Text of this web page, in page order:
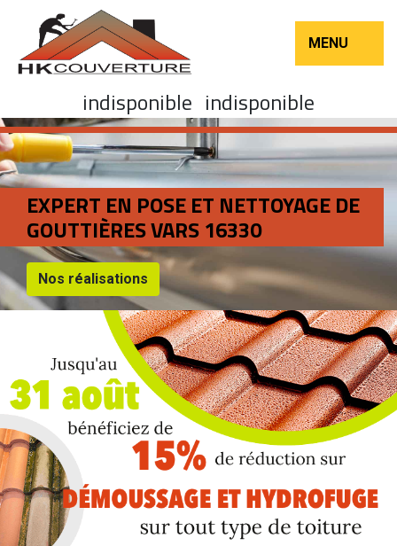
MENU
indisponible indisponible
EXPERT EN POSE ET NETTOYAGE DE
GOUTTIÈRES VARS 16330
Nos réalisations